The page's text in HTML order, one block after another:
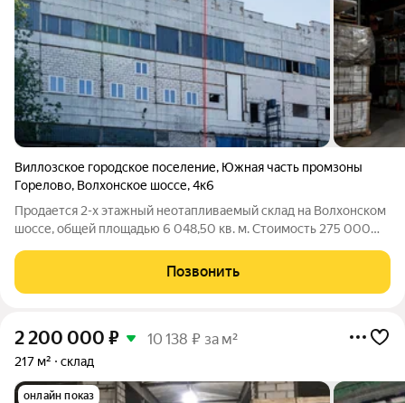
Виллозское городское поселение, Южная часть промзоны
Горелово, Волхонское шоссе,4к6
Продается 2-х этажный неотапливаемый склад на Волхонском
шоссе, общей площадью 6 048,50 кв. м. Стоимость 275 000
47:14:0602002:1035 Год постройки 1980 Материал
железобетонные конструкции Высота потолков:
Позвонить
2 200 000 ₽ 10 138 ₽ за м²
217 м² склад
онлайн показ